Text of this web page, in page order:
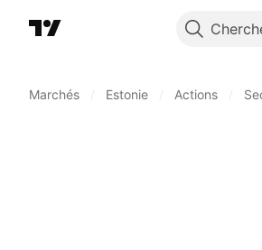
Marchés Estonie Actions